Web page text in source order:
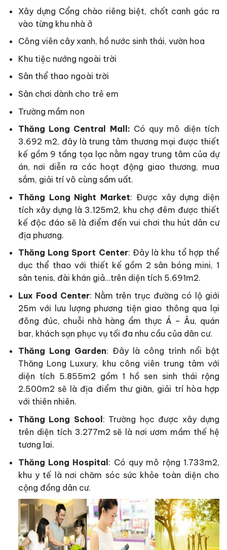
Xây dựng Cổng chào riêng biệt, chốt canh gác ra
vào từng khu nhà ở
Công viên cây xanh, hồ nước sinh thái, vườn hoa
Khu tiệc nướng ngoài trời
Sân thể thao ngoài trời
Sân chơi dành cho trẻ em
Trường mầm non
Thăng Long Central Mall: Có quy mô diện tích
3.692 m2, đây là trung tâm thương mại được thiết
kế gồm 9 tầng tọa lạc nằm ngay trung tâm của dự
án, nơi diễn ra các hoạt động giao thương, mua
sắm, giải trí vô cùng sầm uất.
Thăng Long Night Market: Được xây dựng diện
tích xây dựng là 3.125m2, khu chợ đêm được thiết
kế độc đáo sẽ là điểm đến vui chơi thu hút dân cư
địa phương.
Thăng Long Sport Center: Đây là khu tổ hợp thể
dục thể thao với thiết kế gồm 2 sân bóng mini, 1
sân tenis, đài khán giả…trên diện tích 5.691m2.
Lux Food Center: Nằm trên trục đường có lộ giới
25m với lưu lượng phương tiện giao thông qua lại
đông đúc, chuỗi nhà hàng ẩm thực Á – Âu, quán
bar, khách sạn phục vụ tối đa nhu cầu của dân cư.
Thăng Long Garden: Đây là công trình nổi bật
Thăng Long Luxury, khu công viên trung tâm với
diện tích 5.855m2 gồm 1 hồ sen sinh thái rộng
2.500m2 sẽ là địa điểm thư giãn, giải trí hòa hợp
với thiên nhiên.
Thăng Long School : Trường học được xây dựng
trên diện tích 3.277m2 sẽ là nơi ươm mầm thế hệ
tương lai.
Thăng Long Hospital: Có quy mô rộng 1.733m2,
khu y tế là nơi chăm sóc sức khỏe toàn diện cho
cộng đồng dân cư.